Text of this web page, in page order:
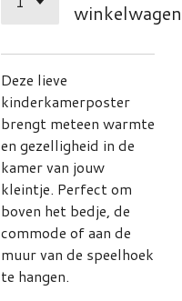
winkelwagen
Deze lieve
kinderkamerposter
brengt meteen warmte
en gezelligheid in de
kamer van jouw
kleintje. Perfect om
boven het bedje, de
commode of aan de
muur van de speelhoek
te hangen.